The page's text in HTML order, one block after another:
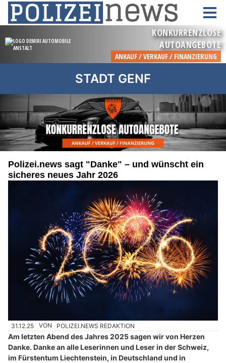
STADT GENF
Polizei.news sagt "Danke" – und wünscht ein
sicheres neues Jahr 2026
31.12.25 VON POLIZEI.NEWS REDAKTION
Am letzten Abend des Jahres 2025 sagen wir von Herzen
Danke. Danke an alle Leserinnen und Leser in der Schweiz,
im Fürstentum Liechtenstein, in Deutschland und in